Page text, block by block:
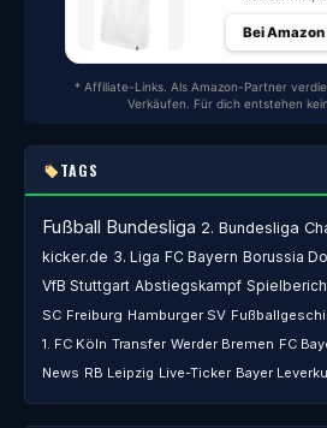
Bei
* Affiliate-Links. Als Amazon-Partner
Verkäufen. Für dich entstehen
TAGS
Fußball Bundesliga 2. Bundesliga
kicker.de 3. Liga FC Bayern Borussia
VfB Stuttgart Abstiegskampf
SC Freiburg Hamburger SV
1. FC Köln Transfer Werder Bremen FC
News RB Leipzig Live-Ticker Bayer